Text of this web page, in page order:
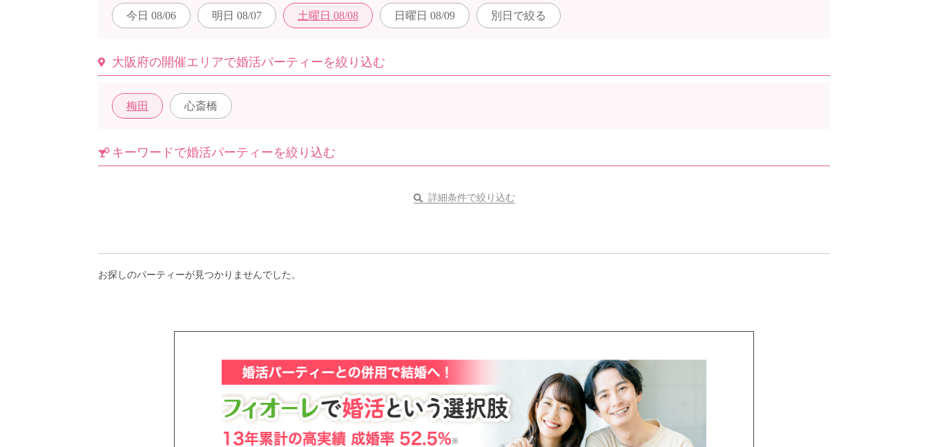
婚活パーティーの流れ
よくあるご質問
アフターアプローチとは
今日 08/06 明日 08/07 土曜日 08/08 日曜日 08/09 別日で絞る
大阪府の開催エリアで婚活パーティーを絞り込む
梅田 心斎橋
キーワードで婚活パーティーを絞り込む
詳細条件で絞り込む
お探しのパーティーが見つかりませんでした。